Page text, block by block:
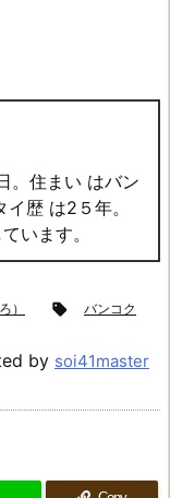
。住まい はバン
歴 は2５年。
います。
）  バンコク
by soi41master